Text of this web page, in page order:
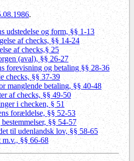
.
udstedelse og form, §§ 1-13
af checks, §§ 14-24
af checks,§ 25
(aval), §§ 26-27
forevisning og betaling §§ 28-36
checks, §§ 37-39
manglende betaling, §§ 40-48
af checks, §§ 49-50
i checken, § 51
forældelse, §§ 52-53
§§ 54-57
til udenlandsk lov, §§ 58-65
§§ 66-68